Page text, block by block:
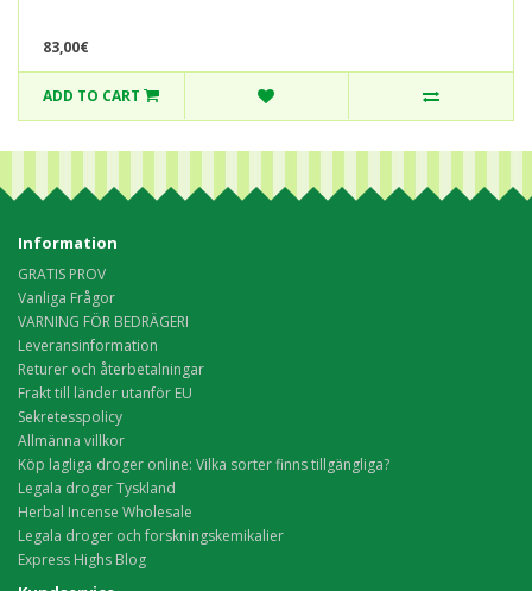
83,00€
ADD TO CART
Information
GRATIS PROV
Vanliga Frågor
VARNING FÖR BEDRÄGERI
Leveransinformation
Returer och återbetalningar
Frakt till länder utanför EU
Sekretesspolicy
Allmänna villkor
Köp lagliga droger online: Vilka sorter finns tillgängliga?
Legala droger Tyskland
Herbal Incense Wholesale
Legala droger och forskningskemikalier
Express Highs Blog